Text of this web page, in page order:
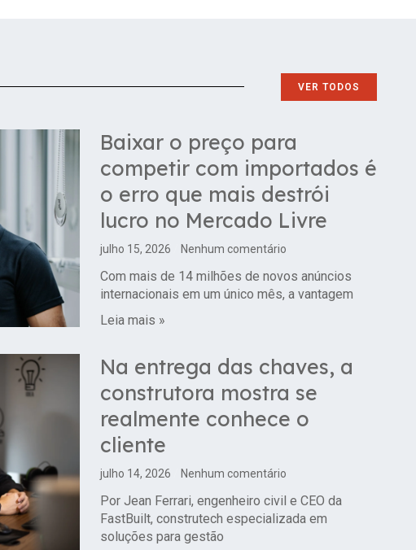
VER TODOS
Baixar o preço para
competir com importados é
o erro que mais destrói
lucro no Mercado Livre
julho 15, 2026 Nenhum comentário
Com mais de 14 milhões de novos anúncios
internacionais em um único mês, a vantagem
Leia mais »
Na entrega das chaves, a
construtora mostra se
realmente conhece o
cliente
julho 14, 2026 Nenhum comentário
Por Jean Ferrari, engenheiro civil e CEO da
FastBuilt, construtech especializada em
soluções para gestão